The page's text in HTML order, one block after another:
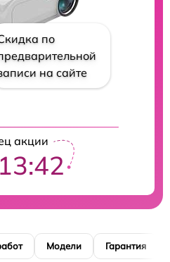
по
на сайте
акции
Модели Гарантия